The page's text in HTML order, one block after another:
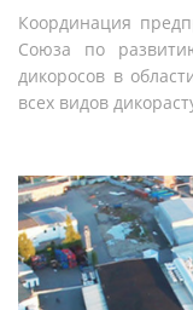
Координация
Союза по
дикоросов в
всех видов